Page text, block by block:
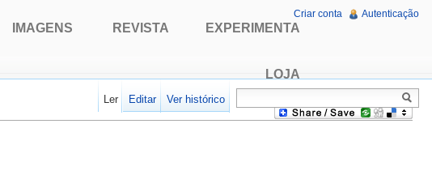
IMAGENS REVISTA EXPERIMENTA
LOJA
Criar conta Autenticação
Ler Editar Ver histórico